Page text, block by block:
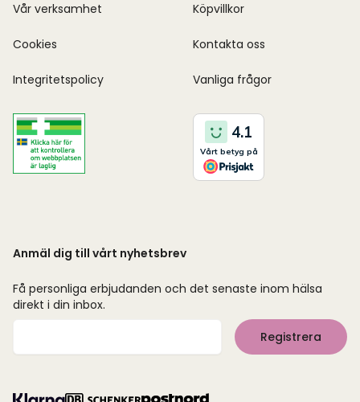
Vår verksamhet
Cookies
Integritetspolicy
Köpvillkor
Kontakta oss
Vanliga frågor
Anmäl dig till vårt nyhetsbrev
Få personliga erbjudanden och det senaste inom hälsa
direkt i din inbox.
Registrera